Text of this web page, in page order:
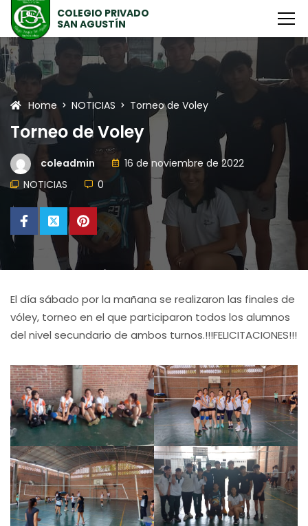
Home NOTICIAS Torneo de Voley
Torneo de Voley
coleadmin
16 de noviembre de 2022
NOTICIAS
0
El día sábado por la mañana se realizaron las finales de
vóley, torneo en el que participaron todos los alumnos
del nivel secundario de ambos turnos.!!!FELICITACIONES!!!